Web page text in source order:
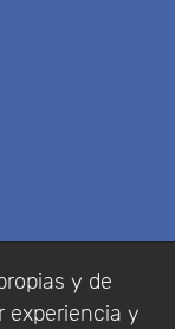
y de
experiencia y